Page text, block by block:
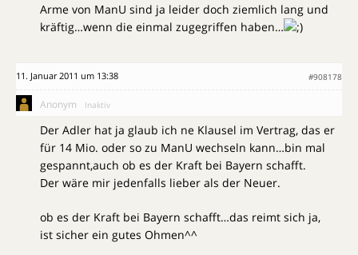
Arme von ManU sind ja leider doch ziemlich lang und
kräftig…wenn die einmal zugegriffen haben…
11. Januar 2011 um 13:38 #908178
Anonym Inaktiv
Der Adler hat ja glaub ich ne Klausel im Vertrag, das er
für 14 Mio. oder so zu ManU wechseln kann…bin mal
gespannt,auch ob es der Kraft bei Bayern schafft.
Der wäre mir jedenfalls lieber als der Neuer.
ob es der Kraft bei Bayern schafft…das reimt sich ja,
ist sicher ein gutes Ohmen^^